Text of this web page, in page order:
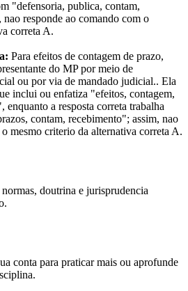
"defensoria, publica, contam,
responde ao comando com o
correta A.
Para efeitos de contagem de prazo,
do MP por meio de
ou por via de mandado judicial.. Ela
inclui ou enfatiza "efeitos, contagem,
a resposta correta trabalha
contam, recebimento"; assim, nao
mesmo criterio da alternativa correta A.
doutrina e jurisprudencia
conta para praticar mais ou aprofunde